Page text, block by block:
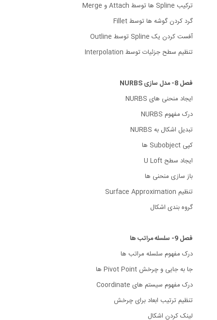
ترکیب Spline ها توسط Attach و Merge
گرد کردن گوشه ها توسط Fillet
آفست کردن یک Spline توسط Outline
تنظیم سطح جزئیات توسط Interpolation
فصل 8- مدل سازی NURBS
ایجاد منحنی های NURBS
درک مفهوم NURBS
تبدیل اشکال به NURBS
کپی Subobject ها
ایجاد سطح U Loft
باز سازی منحنی ها
تنظیم Surface Approximation
گروه بندی اشکال
فصل 9- سلسله مراتب ها
درک مفهوم سلسله مراتب ها
جا به جایی و چرخش Pivot Point ها
درک مفهوم سیستم های Coordinate
تنظیم ترتیب ابعاد برای چرخش
لینک کردن اشکال